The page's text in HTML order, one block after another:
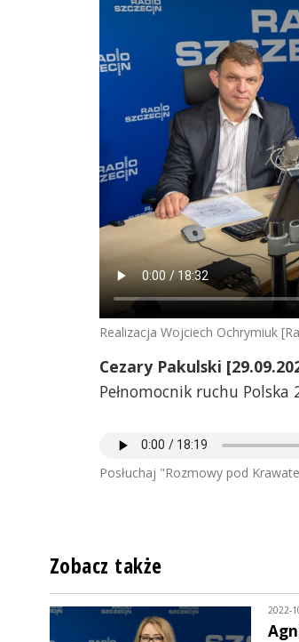
Realizacja Wojciech Ochrymiuk
Cezary Pakulski
Pełnomocnik ruchu
Posłuchaj "Rozmowy pod
Zobacz także
2022-